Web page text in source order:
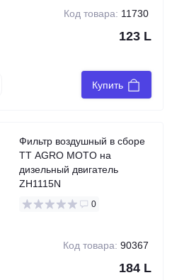
Код товара: 11730
123 L
Купить
Фильтр воздушный в сборе
TT AGRO MOTO на
дизельный двигатель
ZH1115N
0
Код товара: 90367
184 L